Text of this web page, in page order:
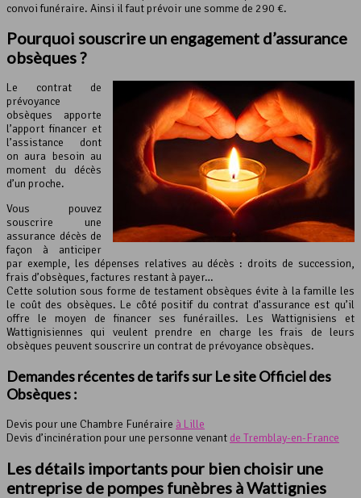
convoi funéraire. Ainsi il faut prévoir une somme de 290 €.
Pourquoi souscrire un engagement d’assurance
obsèques ?
Le contrat de
prévoyance
obsèques apporte
l’apport financer et
l’assistance dont
on aura besoin au
moment du décès
d’un proche.
Vous pouvez
souscrire une
assurance décès de
façon à anticiper
par exemple, les dépenses relatives au décès : droits de succession,
frais d’obsèques, factures restant à payer…
Cette solution sous forme de testament obsèques évite à la famille les
le coût des obsèques. Le côté positif du contrat d’assurance est qu’il
offre le moyen de financer ses funérailles. Les Wattignisiens et
Wattignisiennes qui veulent prendre en charge les frais de leurs
obsèques peuvent souscrire un contrat de prévoyance obsèques.
Demandes récentes de tarifs sur Le site Officiel des
Obsèques :
Devis pour une Chambre Funéraire à Lille
Devis d’incinération pour une personne venant de Tremblay-en-France
Les détails importants pour bien choisir une
entreprise de pompes funèbres à Wattignies